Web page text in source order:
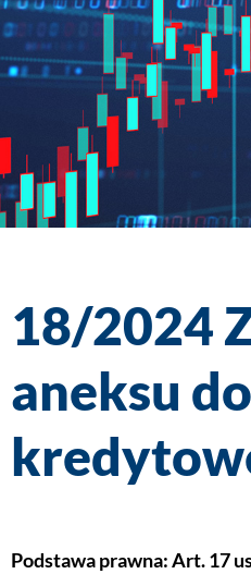
18/2024
aneksu
Podstawa prawna: Art. 17